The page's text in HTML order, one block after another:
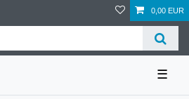
0,00 EUR
☰